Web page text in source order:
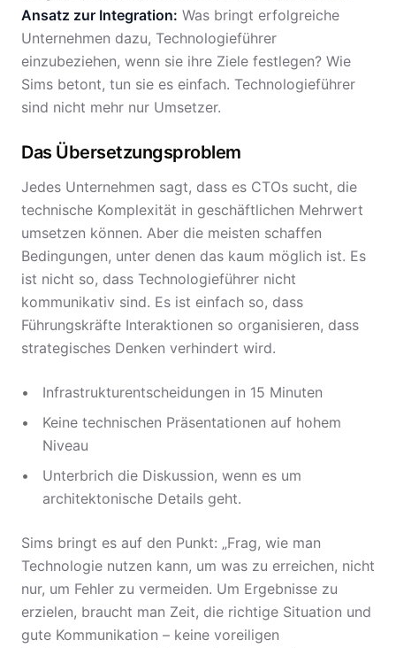
Ansatz zur Integration: Was bringt erfolgreiche
Unternehmen dazu, Technologieführer
einzubeziehen, wenn sie ihre Ziele festlegen? Wie
Sims betont, tun sie es einfach. Technologieführer
sind nicht mehr nur Umsetzer.
Das Übersetzungsproblem
Jedes Unternehmen sagt, dass es CTOs sucht, die
technische Komplexität in geschäftlichen Mehrwert
umsetzen können. Aber die meisten schaffen
Bedingungen, unter denen das kaum möglich ist. Es
ist nicht so, dass Technologieführer nicht
kommunikativ sind. Es ist einfach so, dass
Führungskräfte Interaktionen so organisieren, dass
strategisches Denken verhindert wird.
Infrastrukturentscheidungen in 15 Minuten
Keine technischen Präsentationen auf hohem
Niveau
Unterbrich die Diskussion, wenn es um
architektonische Details geht.
Sims bringt es auf den Punkt: „Frag, wie man
Technologie nutzen kann, um was zu erreichen, nicht
nur, um Fehler zu vermeiden. Um Ergebnisse zu
erzielen, braucht man Zeit, die richtige Situation und
gute Kommunikation – keine voreiligen